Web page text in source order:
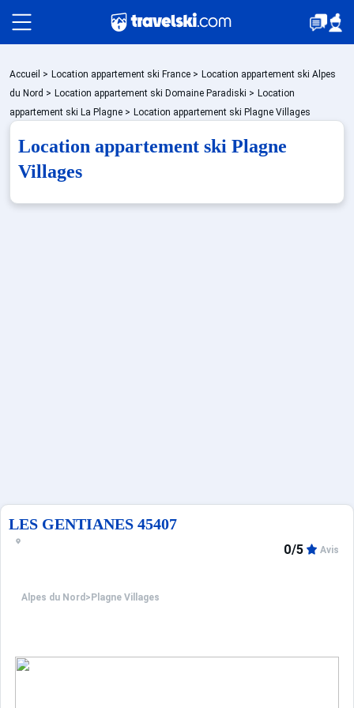
Packages
Accueil > Location appartement ski France > Location appartement ski Alpes
du Nord > Location appartement ski Domaine Paradiski > Location
appartement ski La Plagne > Location appartement ski Plagne Villages
Location appartement ski Plagne
Villages
LES GENTIANES 45407
Alpes du Nord > Plagne Villages
0/5 Avis